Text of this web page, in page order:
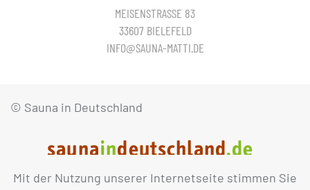
Mit der Nutzung unserer Internetseite stimmen Sie
MEISENSTRASSE 83
33607 BIELEFELD
INFO@SAUNA-MATTI.DE
© Sauna in Deutschland